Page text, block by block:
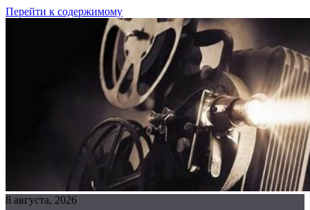
Перейти к содержимому
8 августа, 2026